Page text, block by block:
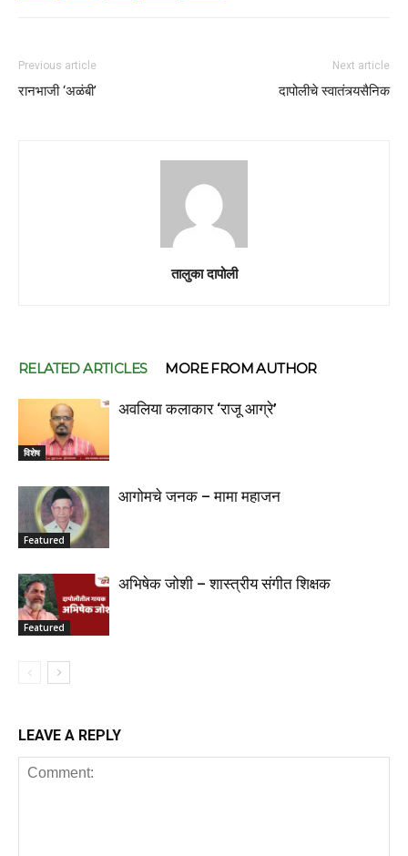
Previous article
रानभाजी ‘अळंबी’
Next article
दापोलीचे स्वातंत्र्यसैनिक
तालुका दापोली
RELATED ARTICLES MORE FROM AUTHOR
विशेष
अवलिया कलाकार ‘राजू आग्रे’
Featured
आगोमचे जनक – मामा महाजन
Featured
अभिषेक जोशी – शास्त्रीय संगीत शिक्षक
LEAVE A REPLY